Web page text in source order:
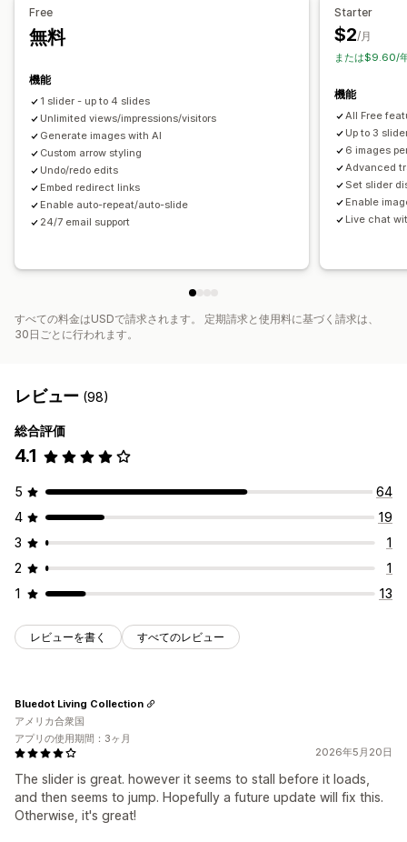
キャプション
ソーシャルメディアでの共有
Free
無料
機能
1 slider - up to 4 slides
Unlimited views/impressions/visitors
Generate images with AI
Custom arrow styling
Undo/redo edits
Embed redirect links
Enable auto-repeat/auto-slide
24/7 email support
Starter
$2/月
または$9.60/
機能
All Free
Up to 3
6 images
Advanced
Set slider
Enable
Live chat
すべての料金はUSDで請求されます。 定期請求と使用料に基づく請求は、
30日ごとに行われます。
レビュー (98)
総合評価
4.1
5
64
4
19
3
1
2
1
1
13
レビューを書く すべてのレビュー
2026年5月20日
The slider is great. however it seems to stall before it loads,
and then seems to jump. Hopefully a future update will fix this.
Otherwise, it's great!
Bluedot Living Collection
アメリカ合衆国
アプリの使用期間：3ヶ月